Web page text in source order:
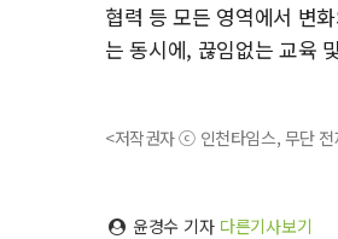
협력 등 모든 영역에서 변
는 동시에, 끊임없는 교육
<저작권자 ⓒ 인천타임스, 무단
윤경수 기자 다른기사보기